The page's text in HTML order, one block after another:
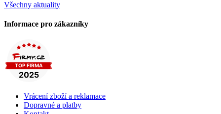
Všechny aktuality
Informace pro zákazníky
Vrácení zboží a reklamace
Dopravné a platby